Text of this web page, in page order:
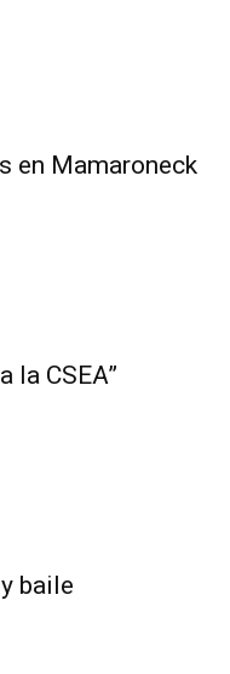
en Mamaroneck
la CSEA”
baile